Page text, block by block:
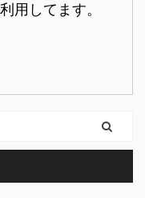
用してます。